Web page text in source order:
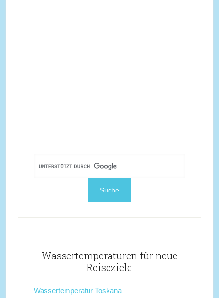
Wassertemperaturen für neue
Reiseziele
Wassertemperatur Toskana